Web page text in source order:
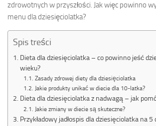
zdrowotnych w przyszłości. Jak więc powinno
menu dla dziesięciolatka?
Spis treści
Dieta dla dziesięciolatka – co powinno jeść
wieku?
Zasady zdrowej diety dla dziesięciolatka
Jakie produkty unikać w diecie dla 10-latka?
Dieta dla dziesięciolatka z nadwagą – jak
Jakie zmiany w diecie są skuteczne?
Przykładowy jadłospis dla dziesięciolatka na 5